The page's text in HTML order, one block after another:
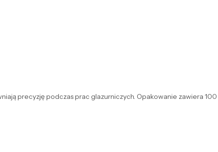
precyzję podczas prac glazurniczych. Opakowanie zawiera 100